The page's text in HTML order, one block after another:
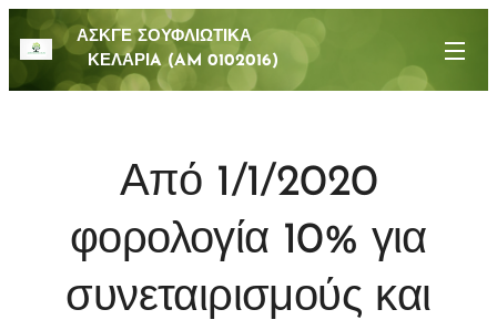
ΑΣΚΓΕ ΣΟΥΦΛΙΩΤΙΚΑ
ΚΕΛΑΡΙA (AM 0102016)
Από 1/1/2020
φορολογία 10% για
συνεταιρισμούς και